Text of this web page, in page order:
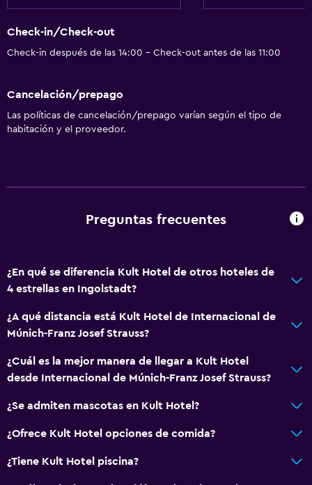
Hipoalergénico
Habitación hipoalergénica
Para no fumadores
Plantas superiores accesibles por ascensor
Secador de pelo
Papel higiénico
Baño privado
Comedor
Minibar
Almuerzos para llevar
Menús para dietas especiales (bajo petición)
Desayuno en la habitación
Check-in/Check-out
Check-in después de las 14:00 - Check-out antes de las 11:00
Cancelación/prepago
Las políticas de cancelación/prepago varían según el tipo de
habitación y el proveedor.
Preguntas frecuentes
¿En qué se diferencia Kult Hotel de otros hoteles de
4 estrellas en Ingolstadt?
¿A qué distancia está Kult Hotel de Internacional de
Múnich-Franz Josef Strauss?
¿Cuál es la mejor manera de llegar a Kult Hotel
desde Internacional de Múnich-Franz Josef Strauss?
¿Se admiten mascotas en Kult Hotel?
¿Ofrece Kult Hotel opciones de comida?
¿Tiene Kult Hotel piscina?